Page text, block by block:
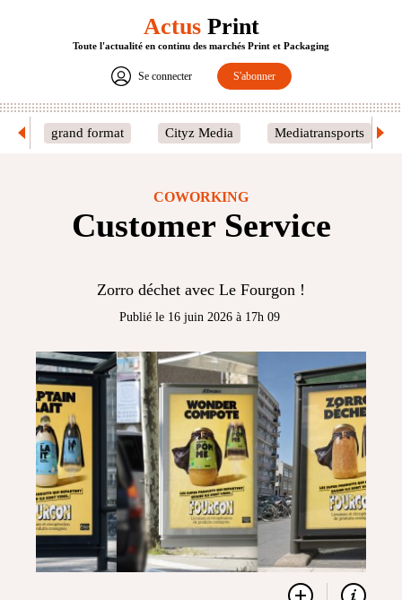
ActusPrint
Toute l'actualité en continu des marchés Print et Packaging
Se connecter S'abonner
grand format Cityz Media Mediatransports
COWORKING
Customer Service
Zorro déchet avec Le Fourgon !
Publié le 16 juin 2026 à 17h 09